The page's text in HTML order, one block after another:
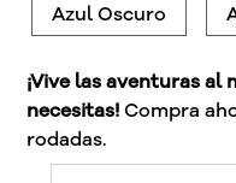
Azul Oscuro
¡Vive las aventuras
necesitas!Compra
rodadas.